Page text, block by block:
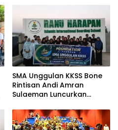
SMA Unggulan KKSS Bone
Rintisan Andi Amran
Sulaeman Luncurkan
Program